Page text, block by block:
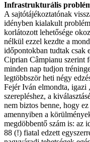
Infrastrukturális
A sajtótájékoztatónak
idényben kialakult
korlátozott lehetősége
nélkül ezzel kezdte a
időpontokban tudtak csak
Ciprian Câmpianu szerint
minden nap tudjon
legtöbbször heti négy
Fejér Iván elmondta, igazi
szerepléshez, a
nem biztos benne, hogy
amennyiben a
megdöbbentő szám is: az
88 (!) fiatal edzett